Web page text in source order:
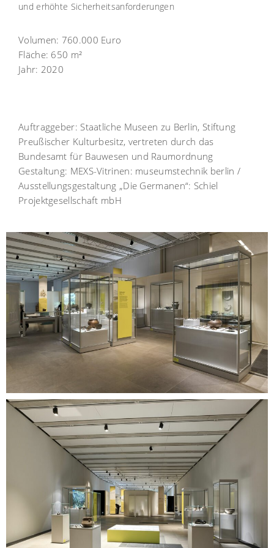
und erhöhte Sicherheitsanforderungen
Volumen: 760.000 Euro
Fläche: 650 m²
Jahr: 2020
Auftraggeber: Staatliche Museen zu Berlin, Stiftung
Preußischer Kulturbesitz, vertreten durch das
Bundesamt für Bauwesen und Raumordnung
Gestaltung: MEXS-Vitrinen: museumstechnik berlin /
Ausstellungsgestaltung „Die Germanen“: Schiel
Projektgesellschaft mbH